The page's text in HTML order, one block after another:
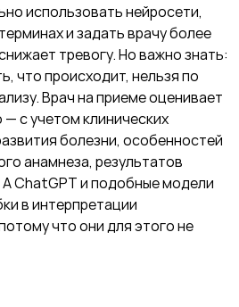
использовать нейросети,
и задать врачу более
тревогу. Но важно знать:
что происходит, нельзя по
Врач на приеме оценивает
с учетом клинических
болезни, особенностей
анамнеза, результатов
А ChatGPT и подобные модели
в интерпретации
что они для этого не